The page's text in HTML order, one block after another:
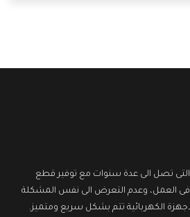
التى تصل الى عدة سنوات مع توفير قطع
فى العمل، وعدم التعرض الى نفس المشكلة
الكهربائية تتم بشكل سريع ومتميز.